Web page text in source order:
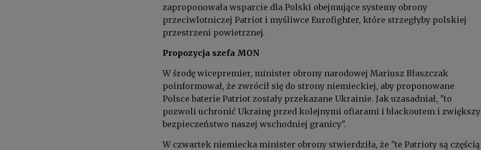
zaproponowała wsparcie dla Polski obejmujące systemy obrony
przeciwlotniczej Patriot i myśliwce Eurofighter, które strzegłyby polskiej
przestrzeni powietrznej.
Propozycja szefa MON
W środę wicepremier, minister obrony narodowej Mariusz Błaszczak
poinformował, że zwrócił się do strony niemieckiej, aby proponowane
Polsce baterie Patriot zostały przekazane Ukrainie. Jak uzasadniał, "to
pozwoli uchronić Ukrainę przed kolejnymi ofiarami i blackoutem i zwiększy
bezpieczeństwo naszej wschodniej granicy".
W czwartek niemiecka minister obrony stwierdziła, że "te Patrioty są częścią